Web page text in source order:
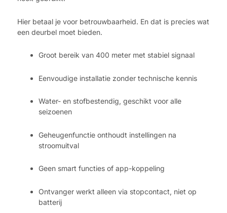
Hier betaal je voor betrouwbaarheid. En dat is precies wat
een deurbel moet bieden.
Groot bereik van 400 meter met stabiel signaal
Eenvoudige installatie zonder technische kennis
Water- en stofbestendig, geschikt voor alle
seizoenen
Geheugenfunctie onthoudt instellingen na
stroomuitval
Geen smart functies of app-koppeling
Ontvanger werkt alleen via stopcontact, niet op
batterij